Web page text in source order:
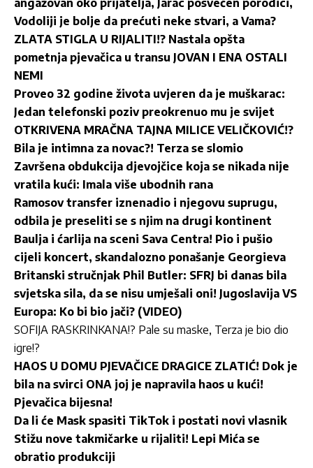
angažovan oko prijatelja, Jarac posvećen porodici,
Vodoliji je bolje da prećuti neke stvari, a Vama?
ZLATA STIGLA U RIJALITI!? Nastala opšta
pometnja pjevačica u transu JOVAN I ENA OSTALI
NEMI
Proveo 32 godine života uvjeren da je muškarac:
Jedan telefonski poziv preokrenuo mu je svijet
OTKRIVENA MRAČNA TAJNA MILICE VELIČKOVIĆ!?
Bila je intimna za novac?! Terza se slomio
Završena obdukcija djevojčice koja se nikada nije
vratila kući: Imala više ubodnih rana
Ramosov transfer iznenadio i njegovu suprugu,
odbila je preseliti se s njim na drugi kontinent
Baulja i ćarlija na sceni Sava Centra! Pio i pušio
cijeli koncert, skandalozno ponašanje Georgieva
Britanski stručnjak Phil Butler: SFRJ bi danas bila
svjetska sila, da se nisu umješali oni! Jugoslavija VS
Europa: Ko bi bio jači? (VIDEO)
SOFIJA RASKRINKANA!? Pale su maske, Terza je bio dio
igre!?
HAOS U DOMU PJEVAČICE DRAGICE ZLATIĆ! Dok je
bila na svirci ONA joj je napravila haos u kući!
Pjevačica bijesna!
Da li će Mask spasiti TikTok i postati novi vlasnik
Stižu nove takmičarke u rijaliti! Lepi Mića se
obratio produkciji